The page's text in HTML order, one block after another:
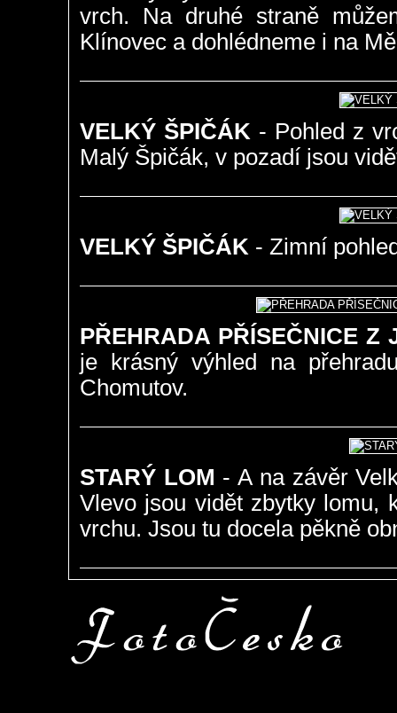
vrch. Na druhé straně
Klínovec a dohlédneme i na
VELKÝ ŠPIČÁK - Pohled z
Malý Špičák, v pozadí jsou
VELKÝ ŠPIČÁK - Zimní
PŘEHRADA PŘÍSEČNICE Z
je krásný výhled na
Chomutov.
STARÝ LOM - A na závěr
Vlevo jsou vidět zbytky lomu,
vrchu. Jsou tu docela pěkně